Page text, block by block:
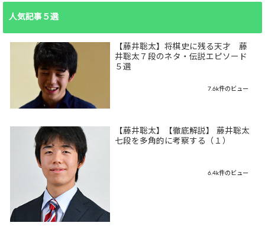
人気記事５選
【藤井聡太】将棋史に残る天才 藤
井聡太７段のネタ・伝説エピソード
５選
7.6k件のビュー
【藤井聡太】【徹底解説】 藤井聡太
七段を多角的に考察する（１）
6.4k件のビュー